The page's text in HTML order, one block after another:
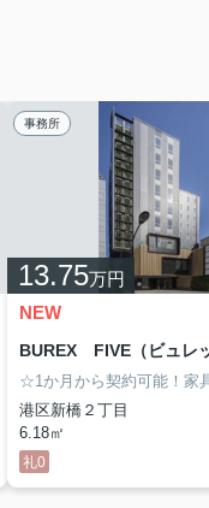
事務所
13.75万円
NEW
港区新橋２丁目
6.18㎡
礼0